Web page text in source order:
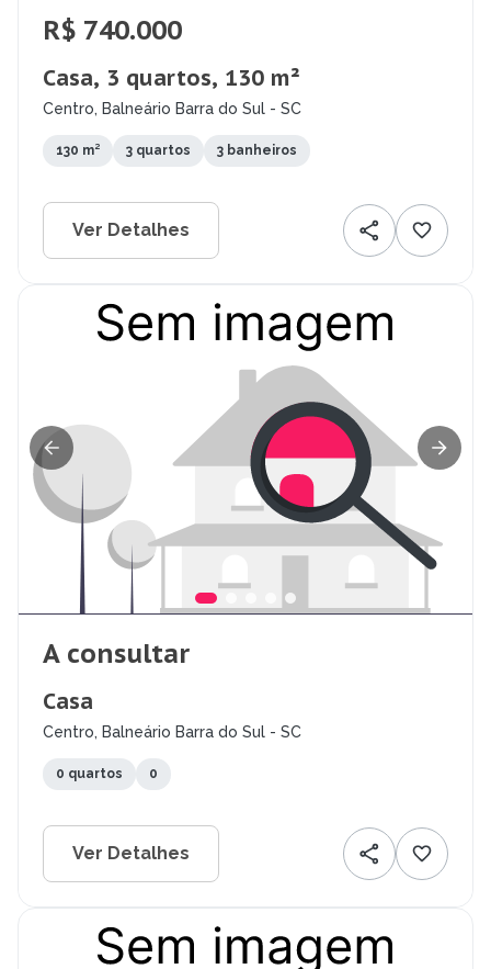
R$ 740.000
Casa, 3 quartos, 130 m²
Centro, Balneário Barra do Sul - SC
130 m² 3 quartos 3 banheiros
Ver Detalhes
A consultar
Casa
Centro, Balneário Barra do Sul - SC
0 quartos 0
Ver Detalhes